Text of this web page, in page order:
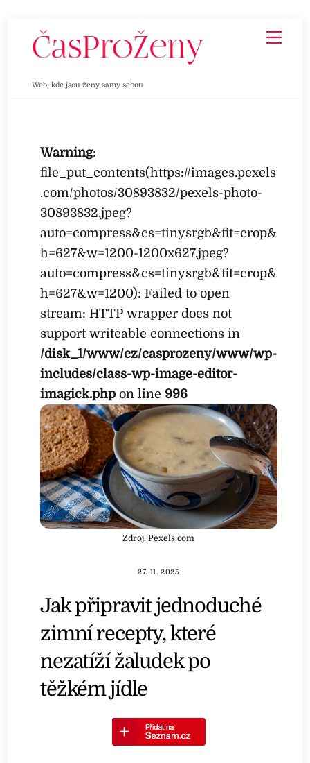
Web, kde jsou ženy samy sebou
Warning:
file_put_contents(https://images.pexels
.com/photos/30893832/pexels-photo-
30893832.jpeg?
auto=compress&cs=tinysrgb&fit=crop&
h=627&w=1200-1200x627.jpeg?
auto=compress&cs=tinysrgb&fit=crop&
h=627&w=1200): Failed to open
stream: HTTP wrapper does not
support writeable connections in
/disk_1/www/cz/casprozeny/www/wp-
includes/class-wp-image-editor-
imagick.php on line 996
Zdroj: Pexels.com
27. 11. 2025
Jak připravit jednoduché
zimní recepty, které
nezatíží žaludek po
těžkém jídle